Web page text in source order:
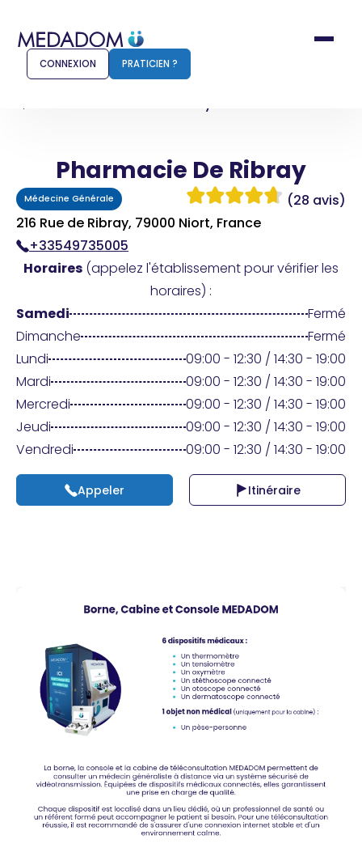
Comment ça marche ?
Pour les patients
Pharmacien
Connexion
Praticien ?
CONNEXION PRATICIEN ?
Pharmacie De Ribray
Pharmacie De Ribray
Médecine Générale
(28 avis)
216 Rue de Ribray, 79000 Niort, France
+33549735005
Horaires (appelez l'établissement pour vérifier les
horaires) :
Samedi
Fermé
Dimanche
Fermé
Lundi
09:00 - 12:30 / 14:30 - 19:00
Mardi
09:00 - 12:30 / 14:30 - 19:00
Mercredi
09:00 - 12:30 / 14:30 - 19:00
Jeudi
09:00 - 12:30 / 14:30 - 19:00
Vendredi
09:00 - 12:30 / 14:30 - 19:00
Appeler Itinéraire